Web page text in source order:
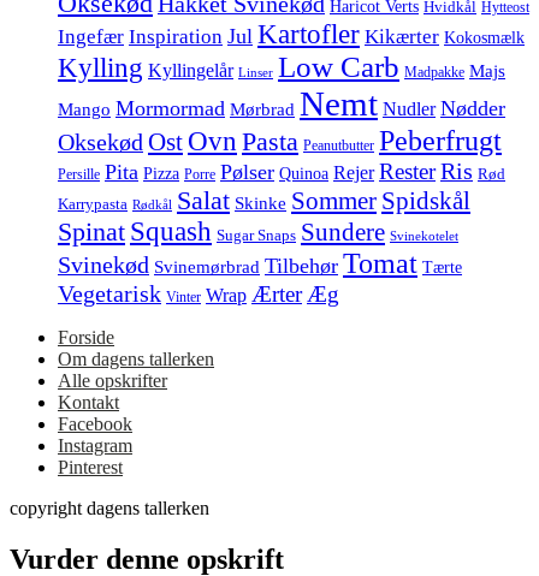
Haricot Verts Hvidkål Hytteost
Ingefær Inspiration Jul Kartofler Kikærter Kokosmælk
Kylling Kyllingelår Linser Low Carb Madpakke Majs
Mango Mormormad Mørbrad Nemt Nudler Nødder
Oksekød Ost Ovn Pasta Peanutbutter Peberfrugt
Persille Pita Pizza Porre Pølser Quinoa Rejer ResterRis Rød
Karrypasta Rødkål Salat Skinke Sommer Spidskål
Spinat Squash Sugar Snaps Sundere Svinekotelet
Svinekød Svinemørbrad Tilbehør Tomat Tærte
Vegetarisk Vinter Wrap Ærter Æg
Forside
Om dagens tallerken
Alle opskrifter
Kontakt
Facebook
Instagram
Pinterest
copyright dagens tallerken
Vurder denne opskrift